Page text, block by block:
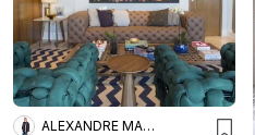
ALEXANDRE MAGNO ARQUITETURA